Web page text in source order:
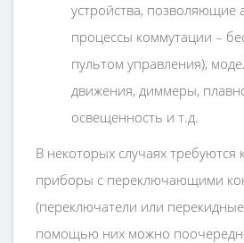
устройства, позволяющие
процессы коммутации –
пультом управления),
движения, диммеры,
освещенность и т.д.
В некоторых случаях
приборы с переключающими
(переключатели или
помощью них можно